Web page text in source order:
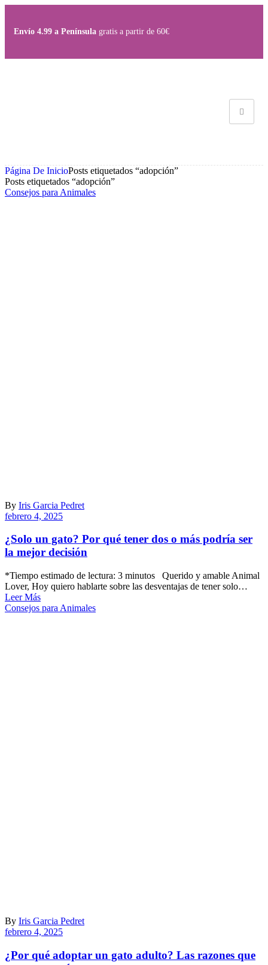
Envío 4.99 a Península gratis a partir de 60€
Página De InicioPosts etiquetados “adopción”
Posts etiquetados “adopción”
Consejos para Animales
By Iris Garcia Pedret
febrero 4, 2025
¿Solo un gato? Por qué tener dos o más podría ser
la mejor decisión
*Tiempo estimado de lectura: 3 minutos Querido y amable Animal
Lover, Hoy quiero hablarte sobre las desventajas de tener solo…
Leer Más
Consejos para Animales
By Iris Garcia Pedret
febrero 4, 2025
¿Por qué adoptar un gato adulto? Las razones que